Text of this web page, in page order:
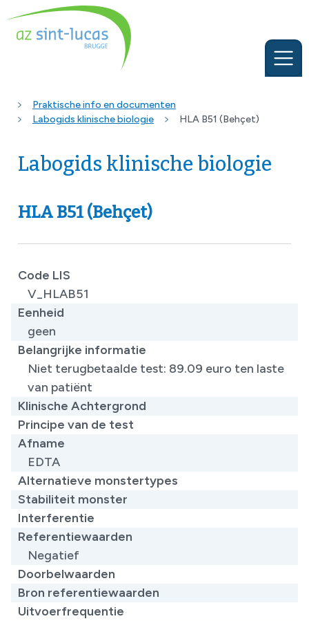
Praktische info en documenten
Labogids klinische biologie
HLA B51 (Behçet)
Labogids klinische biologie
HLA B51 (Behçet)
Code LIS
V_HLAB51
Eenheid
geen
Belangrijke informatie
Niet terugbetaalde test: 89.09 euro ten laste
van patiënt ​
Klinische Achtergrond
Principe van de test
Afname
EDTA
Alternatieve monstertypes
Stabiliteit monster
Interferentie
Referentiewaarden
Negatief​
Doorbelwaarden
Bron referentiewaarden
Uitvoerfrequentie